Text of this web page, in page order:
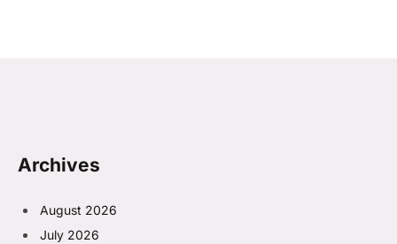
Archives
August 2026
July 2026